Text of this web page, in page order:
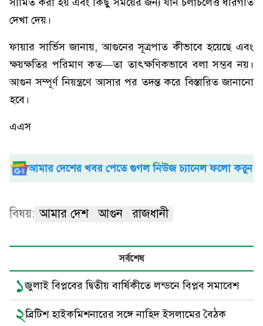
দেখা দেয়।
ফায়ার সার্ভিস জানায়, আগুনের সূত্রপাত কীভাবে হয়েছে এবং
ক্ষয়ক্ষতির পরিমাণ কত—তা তাৎক্ষণিকভাবে বলা সম্ভব নয়।
আগুন সম্পূর্ণ নিয়ন্ত্রণে আসার পর তদন্ত করে বিস্তারিত জানানো
হবে।
এএস
আমার দেশের খবর পেতে গুগল নিউজ চ্যানেল ফলো করুন
বিষয়: আমার দেশ আগুন রাজধানী
সর্বশেষ
১জুলাই বিপ্লবের দ্বিতীয় বার্ষিকীতে লন্ডনে বিপ্লব সমাবেশ
২ব্রিটিশ হাইকমিশনারের সঙ্গে নাহিদ ইসলামের বৈঠক